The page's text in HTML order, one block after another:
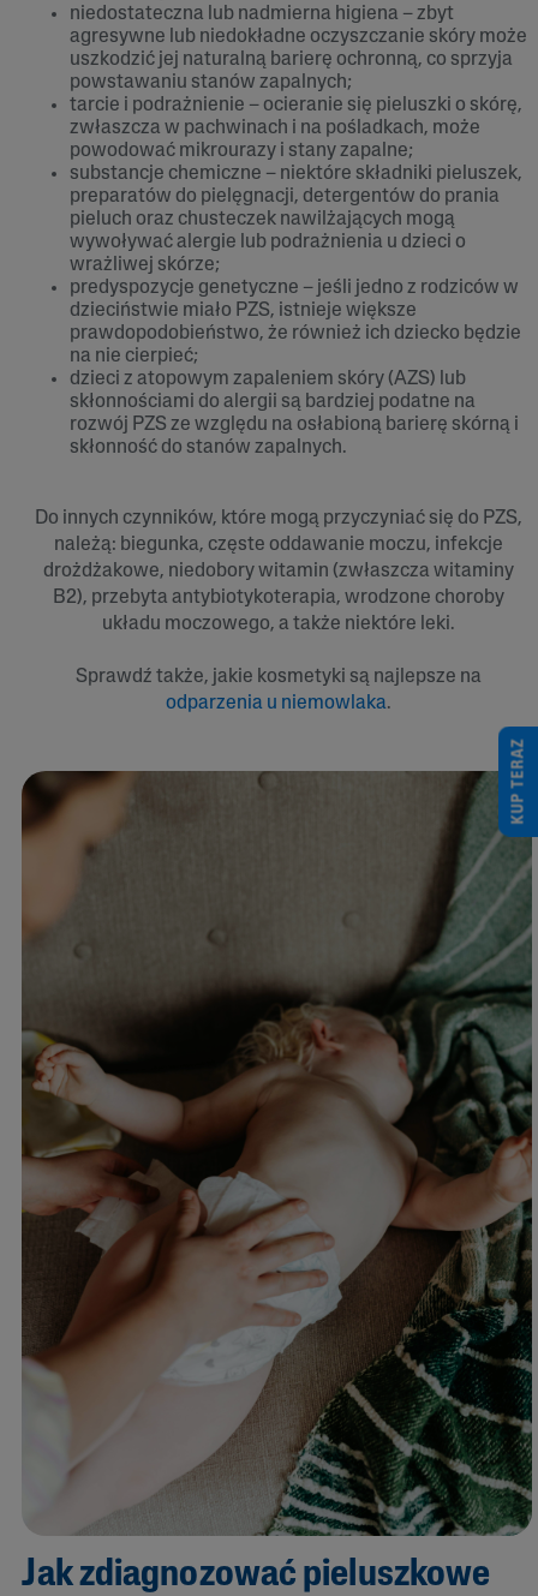
niedostateczna lub nadmierna higiena – zbyt
agresywne lub niedokładne oczyszczanie skóry może
uszkodzić jej naturalną barierę ochronną, co sprzyja
powstawaniu stanów zapalnych;
tarcie i podrażnienie – ocieranie się pieluszki o skórę,
zwłaszcza w pachwinach i na pośladkach, może
powodować mikrourazy i stany zapalne;
substancje chemiczne – niektóre składniki pieluszek,
preparatów do pielęgnacji, detergentów do prania
pieluch oraz chusteczek nawilżających mogą
wywoływać alergie lub podrażnienia u dzieci o
wrażliwej skórze;
predyspozycje genetyczne – jeśli jedno z rodziców w
dzieciństwie miało PZS, istnieje większe
prawdopodobieństwo, że również ich dziecko będzie
na nie cierpieć;
dzieci z atopowym zapaleniem skóry (AZS) lub
skłonnościami do alergii są bardziej podatne na
rozwój PZS ze względu na osłabioną barierę skórną i
skłonność do stanów zapalnych.
Do innych czynników, które mogą przyczyniać się do PZS,
należą: biegunka, częste oddawanie moczu, infekcje
drożdżakowe, niedobory witamin (zwłaszcza witaminy
B2), przebyta antybiotykoterapia, wrodzone choroby
układu moczowego, a także niektóre leki.
Sprawdź także, jakie kosmetyki są najlepsze na
odparzenia u niemowlaka.
Jak zdiagnozować pieluszkowe
KUP TERAZ